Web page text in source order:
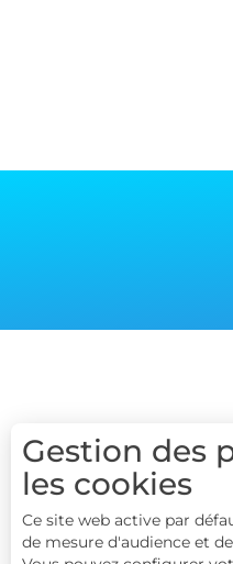
Nurtik est un outil développé
communiction digitale
Gestion des
les cookies
Ce site web active par
de mesure d'audience et